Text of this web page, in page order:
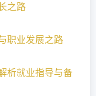
之路
职业发展之路
析就业指导与备